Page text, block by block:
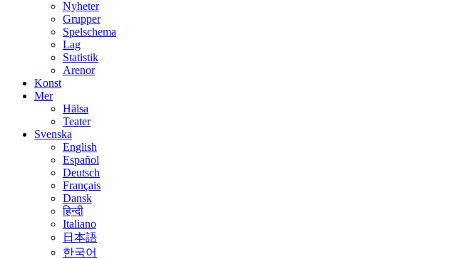
Nyheter
Grupper
Spelschema
Lag
Statistik
Arenor
Konst
Mer
Hälsa
Teater
Svenska
English
Español
Deutsch
Français
Dansk
हिन्दी
Italiano
日本語
한국어